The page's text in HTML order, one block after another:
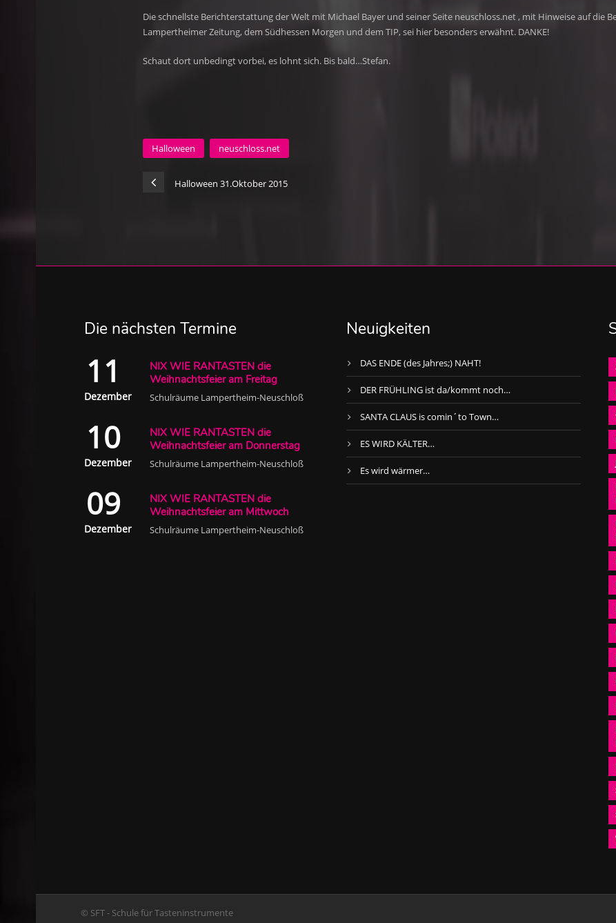
Die schnellste Berichterstattung der Welt mit Michael Bayer und seiner Seite neuschloss.net , mit Hinweise auf die
Lampertheimer Zeitung, dem Südhessen Morgen und dem TIP, sei hier besonders erwähnt. DANKE!
Schaut dort unbedingt vorbei, es lohnt sich. Bis bald…Stefan.
Halloween neuschloss.net
Halloween 31.Oktober 2015
Die nächsten Termine
11
Dezember
NIX WIE RANTASTEN die
Weihnachtsfeier am Freitag
Schulräume Lampertheim-Neuschloß
10
Dezember
NIX WIE RANTASTEN die
Weihnachtsfeier am Donnerstag
Schulräume Lampertheim-Neuschloß
09
Dezember
NIX WIE RANTASTEN die
Weihnachtsfeier am Mittwoch
Schulräume Lampertheim-Neuschloß
Neuigkeiten
DAS ENDE (des Jahres;) NAHT!
DER FRÜHLING ist da/kommt noch…
SANTA CLAUS is comin´to Town…
ES WIRD KÄLTER…
Es wird wärmer…
© SFT - Schule für Tasteninstrumente